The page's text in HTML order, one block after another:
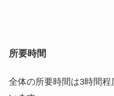
所要時間
全体の所要時間は3時間